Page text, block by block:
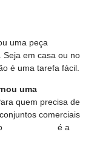
uma peça
Seja em casa ou no
é uma tarefa fácil.
uma
quem precisa de
comerciais
é a